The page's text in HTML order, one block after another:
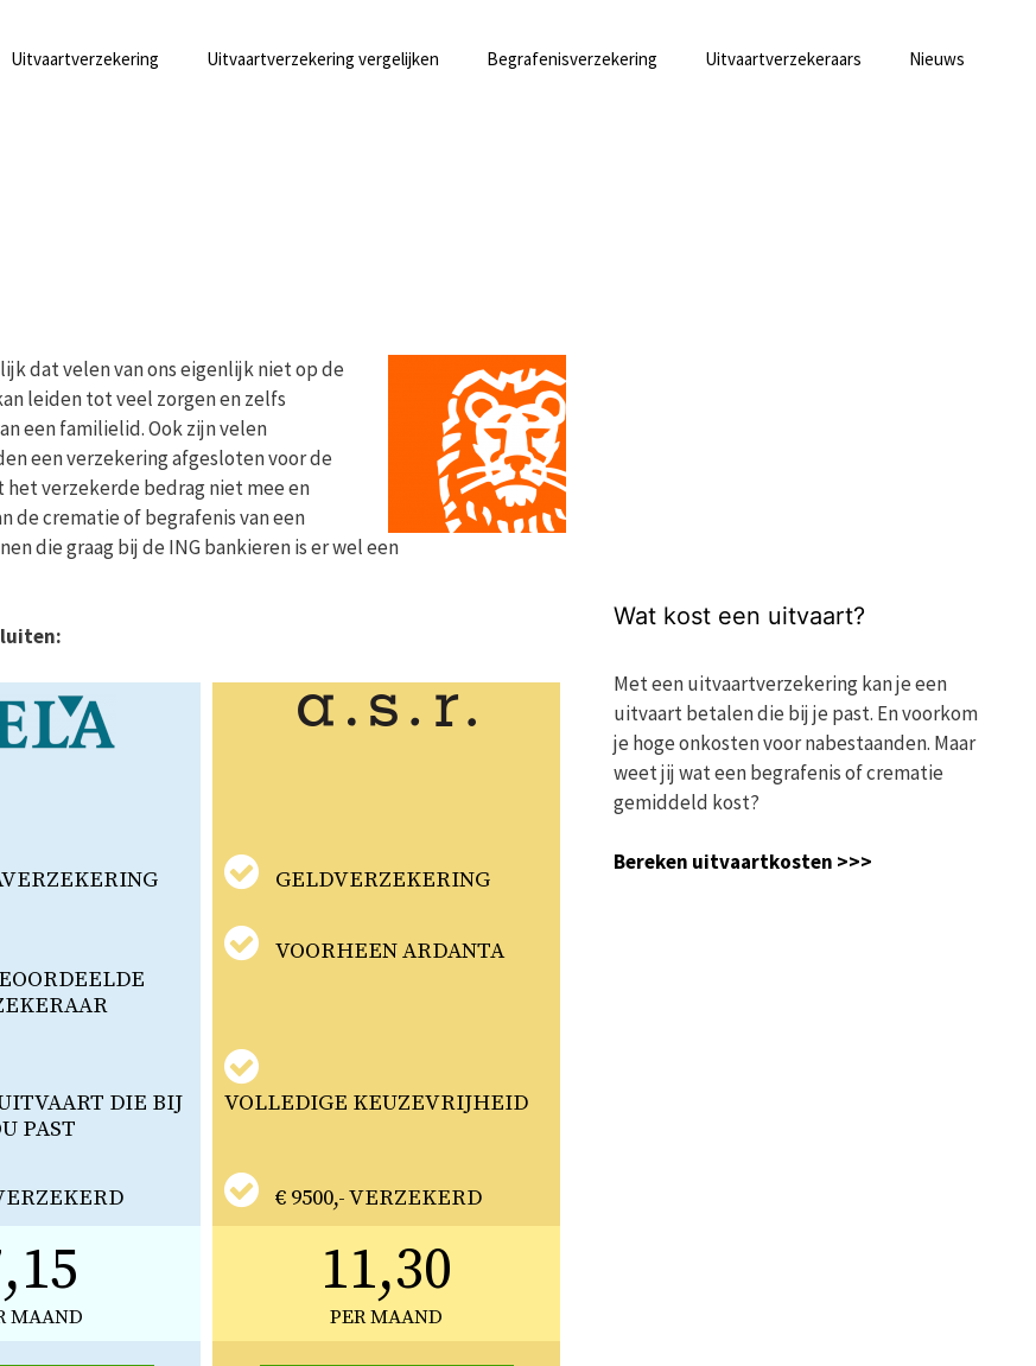
Uitvaartverzekering Uitvaartverzekering vergelijken Begrafenisverzekering Uitvaartverzekeraars Nieuws
dat velen van ons eigenlijk niet op de
leiden tot veel zorgen en zelfs
een familielid. Ook zijn velen
een verzekering afgesloten voor de
verzekerde bedrag niet mee en
de crematie of begrafenis van een
die graag bij de ING bankieren is er wel een
DIE BIJ
PAST
MAAND
GELDVERZEKERING
VOORHEEN ARDANTA
VOLLEDIGE KEUZEVRIJHEID
€ 9500,- VERZEKERD
11,30
PER MAAND
Wat kost een uitvaart?
Met een uitvaartverzekering kan je een
uitvaart betalen die bij je past. En voorkom
je hoge onkosten voor nabestaanden. Maar
weet jij wat een begrafenis of crematie
gemiddeld kost?
Bereken uitvaartkosten >>>